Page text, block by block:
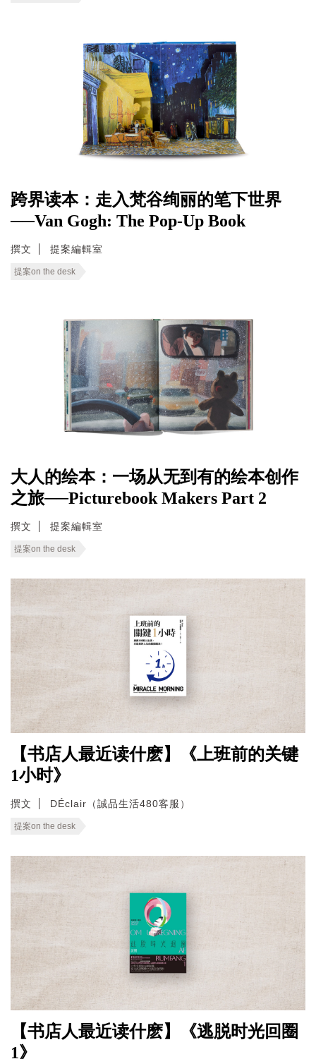
跨界读本：走入梵谷绚丽的笔下世界
──Van Gogh: The Pop-Up Book
撰文 提案編輯室
提案on the desk
大人的绘本：一场从无到有的绘本创作
之旅──Picturebook Makers Part 2
撰文 提案編輯室
提案on the desk
【书店人最近读什麽】《上班前的关键
1小时》
撰文 DÉclair（誠品生活480客服）
提案on the desk
【书店人最近读什麽】《逃脱时光回圈
1》